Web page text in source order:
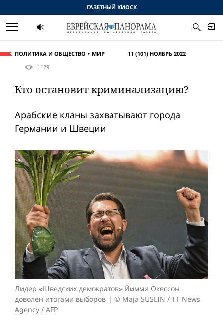
ПОЛИТИКА И ОБЩЕСТВО МИР
11 (101) НОЯБРЬ 2022
1129
Кто остановит криминализацию?
Арабские кланы захватывают города
Германии и Швеции
Лидер «Шведских демократов» Йимми Окессон
доволен итогами выборов
© Maja SUSLIN / TT News
Agency / AFP
ГАЗЕТНЫЙ КИОСК